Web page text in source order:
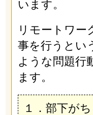
います。
リモートワー
事を行うとい
ような問題行
ます。
１．部下が